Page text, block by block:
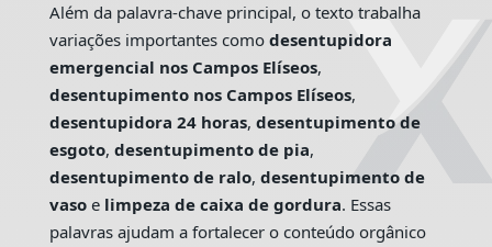
Além da palavra-chave principal, o texto trabalha
variações importantes como desentupidora
emergencial nos Campos Elíseos,
desentupimento nos Campos Elíseos,
desentupidora 24 horas, desentupimento de
esgoto, desentupimento de pia,
desentupimento de ralo, desentupimento de
vasoe limpeza de caixa de gordura. Essas
palavras ajudam a fortalecer o conteúdo orgânico